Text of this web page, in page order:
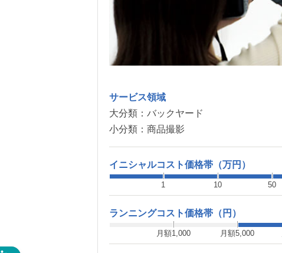
サービス領域
大分類： バックヤード
小分類： 商品撮影
イニシャルコスト価格帯（万円）
1 10 50
ランニングコスト価格帯（円）
月額1,000 月額5,000